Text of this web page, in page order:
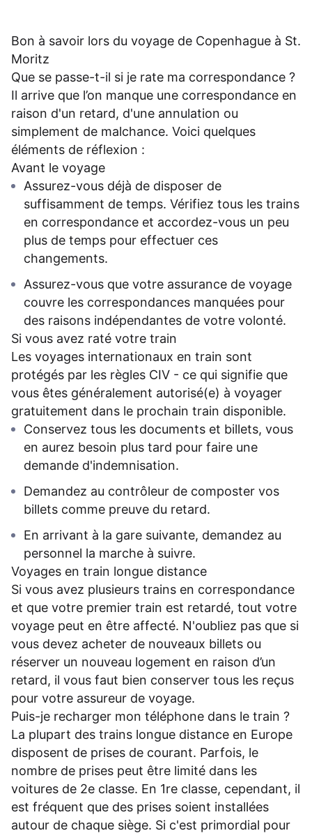
Bon à savoir lors du voyage de Copenhague à St.
Moritz
Que se passe-t-il si je rate ma correspondance ?
Il arrive que l’on manque une correspondance en
raison d'un retard, d'une annulation ou
simplement de malchance. Voici quelques
éléments de réflexion :
Avant le voyage
Assurez-vous déjà de disposer de
suffisamment de temps. Vérifiez tous les trains
en correspondance et accordez-vous un peu
plus de temps pour effectuer ces
changements.
Assurez-vous que votre assurance de voyage
couvre les correspondances manquées pour
des raisons indépendantes de votre volonté.
Si vous avez raté votre train
Les voyages internationaux en train sont
protégés par les règles CIV - ce qui signifie que
vous êtes généralement autorisé(e) à voyager
gratuitement dans le prochain train disponible.
Conservez tous les documents et billets, vous
en aurez besoin plus tard pour faire une
demande d'indemnisation.
Demandez au contrôleur de composter vos
billets comme preuve du retard.
En arrivant à la gare suivante, demandez au
personnel la marche à suivre.
Voyages en train longue distance
Si vous avez plusieurs trains en correspondance
et que votre premier train est retardé, tout votre
voyage peut en être affecté. N'oubliez pas que si
vous devez acheter de nouveaux billets ou
réserver un nouveau logement en raison d’un
retard, il vous faut bien conserver tous les reçus
pour votre assureur de voyage.
Puis-je recharger mon téléphone dans le train ?
La plupart des trains longue distance en Europe
disposent de prises de courant. Parfois, le
nombre de prises peut être limité dans les
voitures de 2e classe. En 1re classe, cependant, il
est fréquent que des prises soient installées
autour de chaque siège. Si c'est primordial pour